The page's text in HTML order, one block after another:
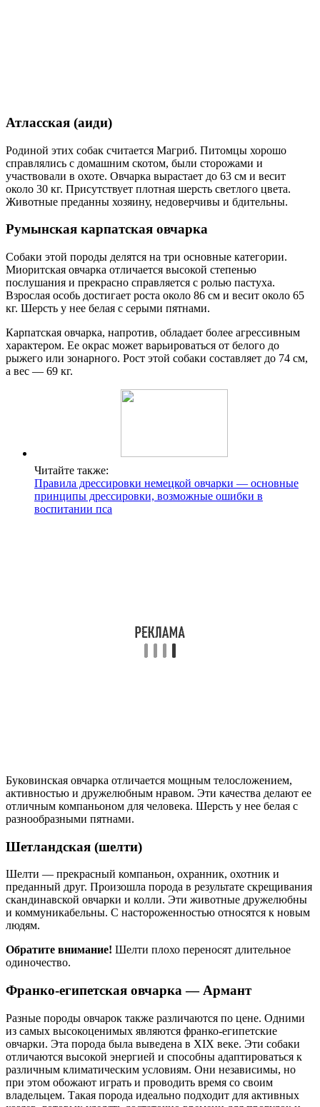
Атласская (аиди)
Родиной этих собак считается Магриб. Питомцы хорошо
справлялись с домашним скотом, были сторожами и
участвовали в охоте. Овчарка вырастает до 63 см и весит
около 30 кг. Присутствует плотная шерсть светлого цвета.
Животные преданны хозяину, недоверчивы и бдительны.
Румынская карпатская овчарка
Собаки этой породы делятся на три основные категории.
Миоритская овчарка отличается высокой степенью
послушания и прекрасно справляется с ролью пастуха.
Взрослая особь достигает роста около 86 см и весит около 65
кг. Шерсть у нее белая с серыми пятнами.
Карпатская овчарка, напротив, обладает более агрессивным
характером. Ее окрас может варьироваться от белого до
рыжего или зонарного. Рост этой собаки составляет до 74 см,
а вес — 69 кг.
Читайте также:
Правила дрессировки немецкой овчарки — основные
принципы дрессировки, возможные ошибки в
воспитании пса
Буковинская овчарка отличается мощным телосложением,
активностью и дружелюбным нравом. Эти качества делают ее
отличным компаньоном для человека. Шерсть у нее белая с
разнообразными пятнами.
Шетландская (шелти)
Шелти — прекрасный компаньон, охранник, охотник и
преданный друг. Произошла порода в результате скрещивания
скандинавской овчарки и колли. Эти животные дружелюбны
и коммуникабельны. С настороженностью относятся к новым
людям.
Обратите внимание! Шелти плохо переносят длительное
одиночество.
Франко-египетская овчарка — Армант
Разные породы овчарок также различаются по цене. Одними
из самых высокоценимых являются франко-египетские
овчарки. Эта порода была выведена в XIX веке. Эти собаки
отличаются высокой энергией и способны адаптироваться к
различным климатическим условиям. Они независимы, но
при этом обожают играть и проводить время со своим
владельцем. Такая порода идеально подходит для активных